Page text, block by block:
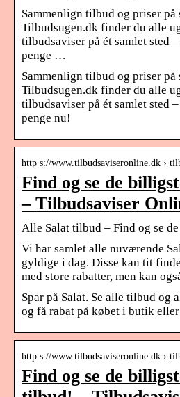
Sammenlign tilbud og priser på
Tilbudsugen.dk finder du alle
tilbudsaviser på ét samlet sted
penge …
Sammenlign tilbud og priser på
Tilbudsugen.dk finder du alle
tilbudsaviser på ét samlet sted
penge nu!
http s://www.tilbudsaviseronline.dk ›
Find og se de
– Tilbudsaviser
Alle Salat tilbud – Find og se
Vi har samlet alle nuværende
gyldige i dag. Disse kan tit
med store rabatter, men kan
Spar på Salat. Se alle tilbud og
og få rabat på købet i butik
http s://www.tilbudsaviseronline.dk ›
Find og se de